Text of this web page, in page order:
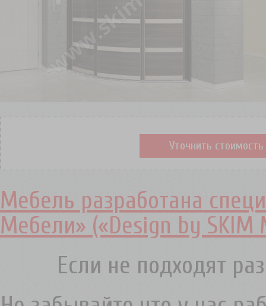
Уточнить стоимость
Мебель разработана
Мебели» («Design by SKIM
Если не подходят